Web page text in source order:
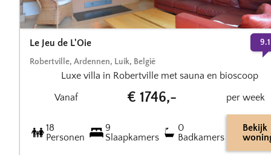
Le Jeu de L'Oie
Robertville, Ardennen, Luik, België
9.1
Luxe villa in Robertville met sauna en bioscoop
Vanaf
€1746,- per week
18
Personen
9
Slaapkamers
0
Badkamers
Bekijk